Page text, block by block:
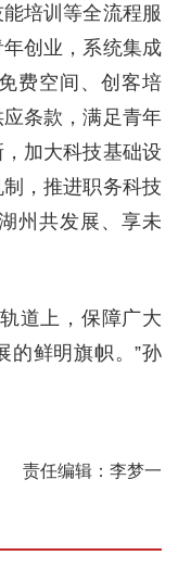
培训等全流程服
创业，系统集成
费空间、创客培
条款，满足青年
加大科技基础设
，推进职务科技
州共发展、享未
道上，保障广大
的鲜明旗帜。”孙
责任编辑：李梦一